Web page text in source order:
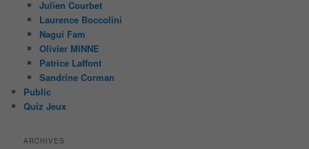
Julien Courbet
Laurence Boccolini
Nagui Fam
Olivier MINNE
Patrice Laffont
Sandrine Corman
Public
Quiz Jeux
ARCHIVES